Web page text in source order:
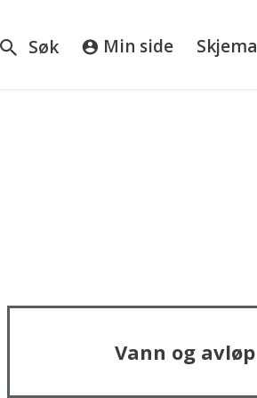
Søk Min side Skjema
Vann og avløp